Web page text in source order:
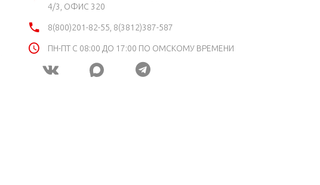
4/3, ОФИС 320
8(800)201-82-55, 8(3812)387-587
ПН-ПТ С 08:00 ДО 17:00 ПО ОМСКОМУ ВРЕМЕНИ